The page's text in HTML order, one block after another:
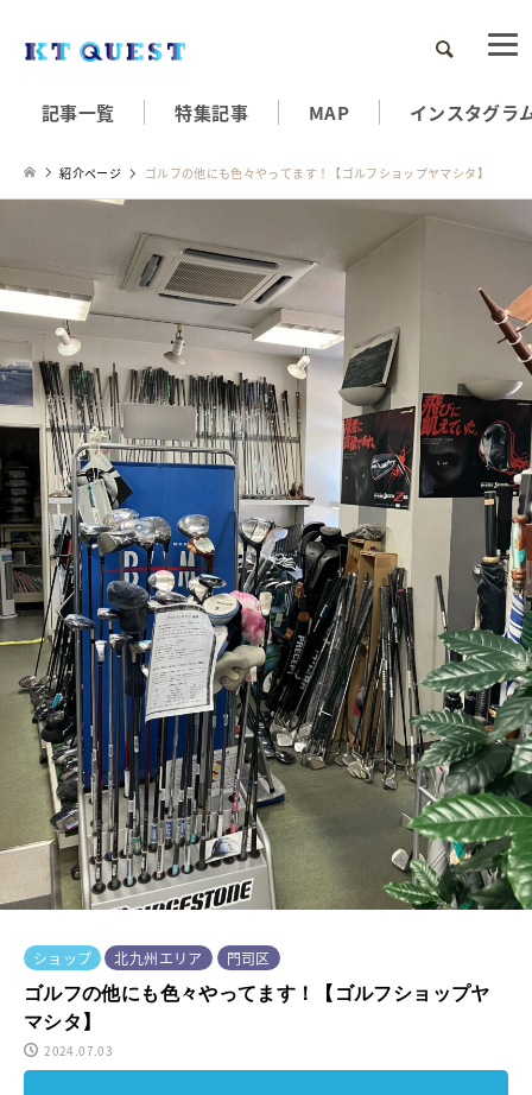
検索
記事一覧 特集記事 MAP インスタグラ
紹介ページ ゴルフの他にも色々やってます！【ゴルフショップヤマシタ】
ショップ 北九州エリア
門司区
ゴルフの他にも色々やってます！【ゴルフショップヤ
マシタ】
2024.07.03